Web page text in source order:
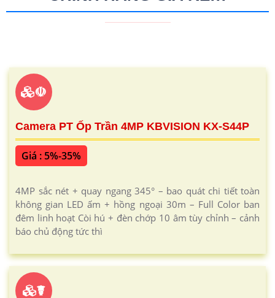
☫
Camera PT Ốp Trần 4MP KBVISION KX-S44P
Giá : 5%-35%
4MP sắc nét + quay ngang 345° – bao quát chi tiết toàn
không gian LED ấm + hồng ngoại 30m – Full Color ban
đêm linh hoạt Còi hú + đèn chớp 10 âm tùy chỉnh – cảnh
báo chủ động tức thì
☤